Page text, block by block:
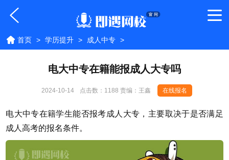
首页 > 学历提升 > 成人中专 >
电大中专在籍能报成人大专吗
2024-10-14 点击数： 1188 责编：王鑫 在线报名
电大中专在籍学生能否报考成人大专，主要取决于是否满足
成人高考的报名条件。